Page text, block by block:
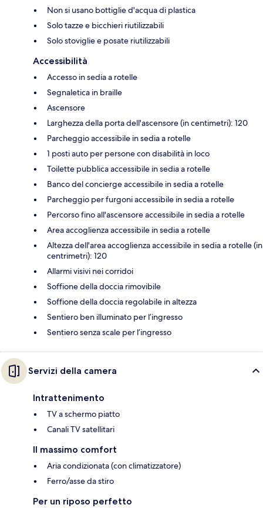
Non si usano bottiglie d'acqua di plastica
Solo tazze e bicchieri riutilizzabili
Solo stoviglie e posate riutilizzabili
Accessibilità
Accesso in sedia a rotelle
Segnaletica in braille
Ascensore
Larghezza della porta dell'ascensore (in centimetri): 120
Parcheggio accessibile in sedia a rotelle
1 posti auto per persone con disabilità in loco
Toilette pubblica accessibile in sedia a rotelle
Banco del concierge accessibile in sedia a rotelle
Parcheggio per furgoni accessibile in sedia a rotelle
Percorso fino all'ascensore accessibile in sedia a rotelle
Area accoglienza accessibile in sedia a rotelle
Altezza dell'area accoglienza accessibile in sedia a rotelle (in
centrimetri): 120
Allarmi visivi nei corridoi
Soffione della doccia rimovibile
Soffione della doccia regolabile in altezza
Sentiero ben illuminato per l’ingresso
Sentiero senza scale per l’ingresso
Servizi della camera
Intrattenimento
TV a schermo piatto
Canali TV satellitari
Il massimo comfort
Aria condizionata (con climatizzatore)
Ferro/asse da stiro
Per un riposo perfetto